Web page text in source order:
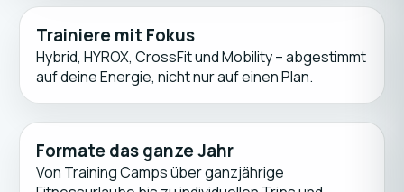
Trainiere mit Fokus
Hybrid, HYROX, CrossFit und Mobility – abgestimmt
auf deine Energie, nicht nur auf einen Plan.
Formate das ganze Jahr
Von Training Camps über ganzjährige